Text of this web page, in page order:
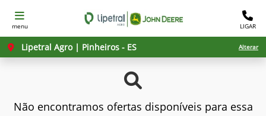
menu LIGAR
Lipetral Agro | Pinheiros - ES Alterar
Não encontramos ofertas disponíveis para essa